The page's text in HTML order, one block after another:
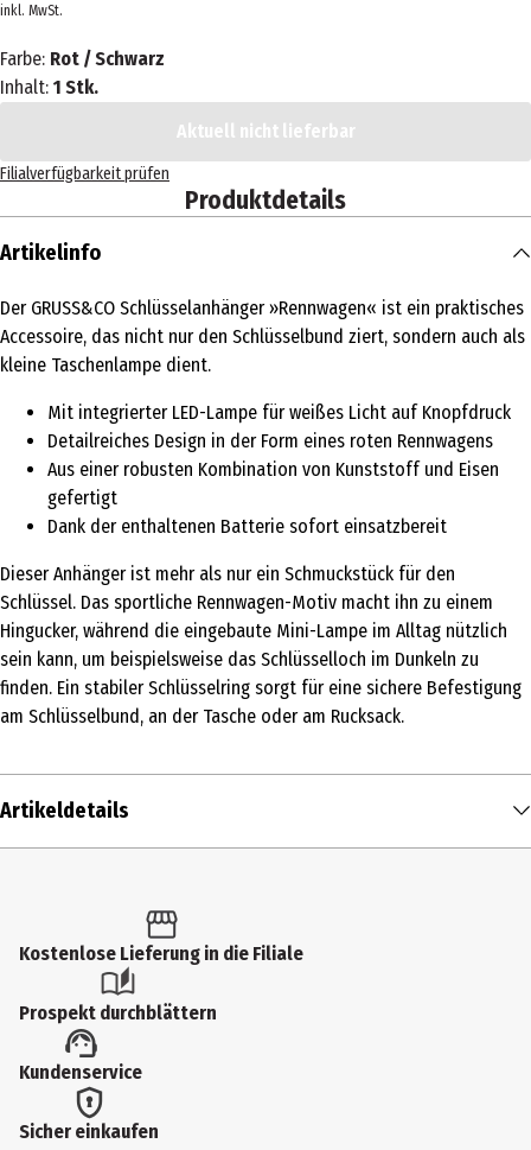
inkl. MwSt.
Farbe: Rot / Schwarz
Inhalt: 1 Stk.
Aktuell nicht lieferbar
Filialverfügbarkeit prüfen
Produktdetails
Artikelinfo
Der GRUSS&CO Schlüsselanhänger »Rennwagen« ist ein praktisches
Accessoire, das nicht nur den Schlüsselbund ziert, sondern auch als
kleine Taschenlampe dient.
Mit integrierter LED-Lampe für weißes Licht auf Knopfdruck
Detailreiches Design in der Form eines roten Rennwagens
Aus einer robusten Kombination von Kunststoff und Eisen
gefertigt
Dank der enthaltenen Batterie sofort einsatzbereit
Dieser Anhänger ist mehr als nur ein Schmuckstück für den
Schlüssel. Das sportliche Rennwagen-Motiv macht ihn zu einem
Hingucker, während die eingebaute Mini-Lampe im Alltag nützlich
sein kann, um beispielsweise das Schlüsselloch im Dunkeln zu
finden. Ein stabiler Schlüsselring sorgt für eine sichere Befestigung
am Schlüsselbund, an der Tasche oder am Rucksack.
Artikeldetails
Produkttyp
Schlüsselanhänger
Materialdetails
Eisen, Lithium-Batterie, LED-Lampe, Kunststoff
Kostenlose Lieferung in die Filiale
Prospekt durchblättern
Kundenservice
Sicher einkaufen